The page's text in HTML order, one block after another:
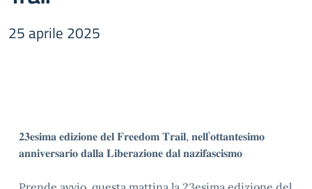
25 aprile 2025
𝟐𝟑𝐞𝐬𝐢𝐦𝐚 𝐞𝐝𝐢𝐳𝐢𝐨𝐧𝐞 𝐝𝐞𝐥 𝐅𝐫𝐞𝐞𝐝𝐨𝐦 𝐓𝐫𝐚𝐢𝐥, 𝐧𝐞𝐥𝐥’𝐨𝐭𝐭𝐚𝐧𝐭𝐞𝐬𝐢𝐦𝐨
𝐚𝐧𝐧𝐢𝐯𝐞𝐫𝐬𝐚𝐫𝐢𝐨 𝐝𝐚𝐥𝐥𝐚 𝐋𝐢𝐛𝐞𝐫𝐚𝐳𝐢𝐨𝐧𝐞 𝐝𝐚𝐥 𝐧𝐚𝐳𝐢𝐟𝐚𝐬𝐜𝐢𝐬𝐦𝐨